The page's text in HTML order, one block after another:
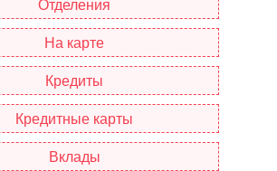
На карте
Кредиты
Кредитные карты
Вклады